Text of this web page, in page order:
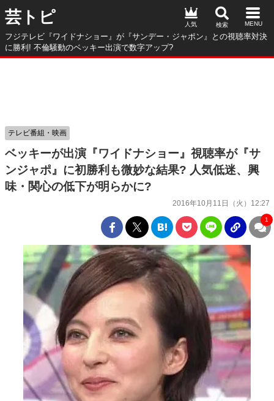
芸トピ
フジテレビ『ワイドナショー』が『サンデー・ジャポン』との視聴率対決
に勝利! 不倫騒動のベッキー出演で数字アップ?
人気
ベッキーが出演『ワイドナショー』視聴率が『サ
ンジャポ』に初勝利も微妙な結果? 人気低迷、興
味・関心の低下が明らかに?
2016年10月11日（火）12:27
テレビ番組・映画
1